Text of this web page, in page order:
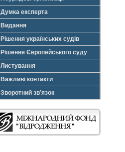
Думка експерта
Видання
Рішення українських судів
Рішення Європейського суду
Листування
Важливі контакти
Зворотний зв’язок